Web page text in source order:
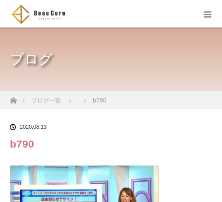
ブログ
ホームブログ一覧 b790
2020.08.13
b790